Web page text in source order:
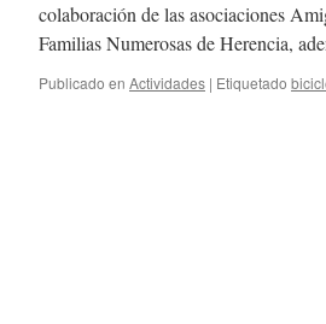
colaboración de las asociaciones
Familias Numerosas de Herencia,
Publicado en Actividades | Etiquetado